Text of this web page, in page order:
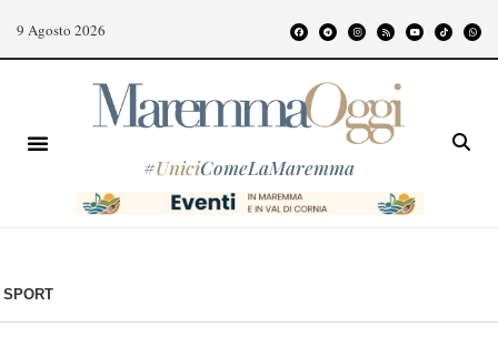
9 Agosto 2026
#UniciComeLaMaremma
SPORT